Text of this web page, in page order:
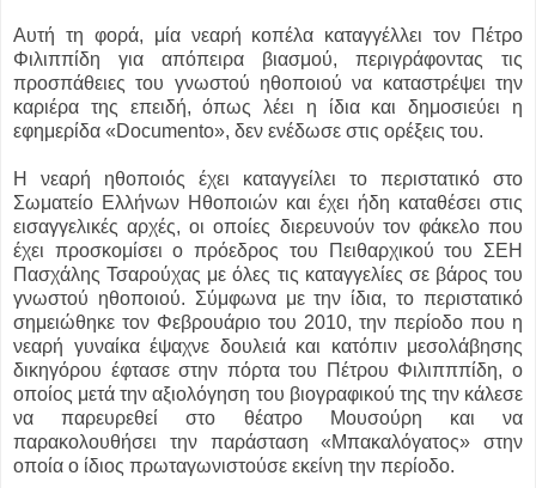
Αυτή τη φορά, μία νεαρή κοπέλα καταγγέλλει τον Πέτρο
Φιλιππίδη για απόπειρα βιασμού, περιγράφοντας τις
προσπάθειες του γνωστού ηθοποιού να καταστρέψει την
καριέρα της επειδή, όπως λέει η ίδια και δημοσιεύει η
εφημερίδα «Documento», δεν ενέδωσε στις ορέξεις του.
Η νεαρή ηθοποιός έχει καταγγείλει το περιστατικό στο
Σωματείο Ελλήνων Ηθοποιών και έχει ήδη καταθέσει στις
εισαγγελικές αρχές, οι οποίες διερευνούν τον φάκελο που
έχει προσκομίσει ο πρόεδρος του Πειθαρχικού του ΣΕΗ
Πασχάλης Τσαρούχας με όλες τις καταγγελίες σε βάρος του
γνωστού ηθοποιού. Σύμφωνα με την ίδια, το περιστατικό
σημειώθηκε τον Φεβρουάριο του 2010, την περίοδο που η
νεαρή γυναίκα έψαχνε δουλειά και κατόπιν μεσολάβησης
δικηγόρου έφτασε στην πόρτα του Πέτρου Φιλιπππίδη, ο
οποίος μετά την αξιολόγηση του βιογραφικού της την κάλεσε
να παρευρεθεί στο θέατρο Μουσούρη και να
παρακολουθήσει την παράσταση «Μπακαλόγατος» στην
οποία ο ίδιος πρωταγωνιστούσε εκείνη την περίοδο.